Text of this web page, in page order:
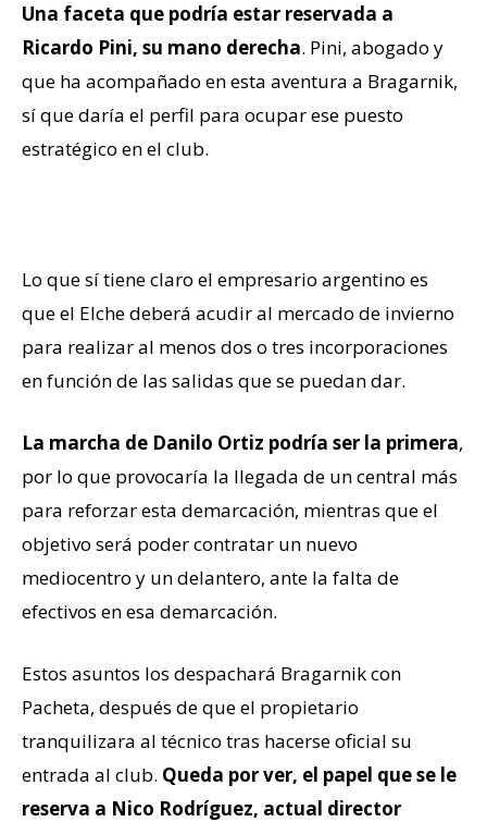
Una faceta que podría estar reservada a
Ricardo Pini, su mano derecha. Pini, abogado y
que ha acompañado en esta aventura a Bragarnik,
sí que daría el perfil para ocupar ese puesto
estratégico en el club.
Lo que sí tiene claro el empresario argentino es
que el Elche deberá acudir al mercado de invierno
para realizar al menos dos o tres incorporaciones
en función de las salidas que se puedan dar.
La marcha de Danilo Ortiz podría ser la primera,
por lo que provocaría la llegada de un central más
para reforzar esta demarcación, mientras que el
objetivo será poder contratar un nuevo
mediocentro y un delantero, ante la falta de
efectivos en esa demarcación.
Estos asuntos los despachará Bragarnik con
Pacheta, después de que el propietario
tranquilizara al técnico tras hacerse oficial su
entrada al club. Queda por ver, el papel que se le
reserva a Nico Rodríguez, actual director